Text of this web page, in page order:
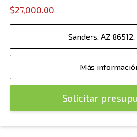
$27,000.00
Sanders, AZ 86512,
Más
Solicitar